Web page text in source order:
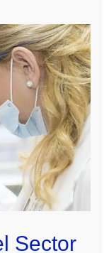
Sector